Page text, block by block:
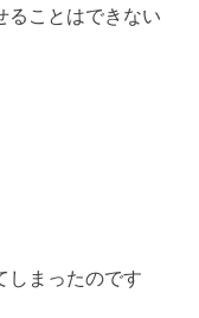
ることはできない
しまったのです